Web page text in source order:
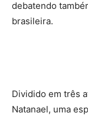
debatendo
brasileira.
Dividido em três
Natanael, uma